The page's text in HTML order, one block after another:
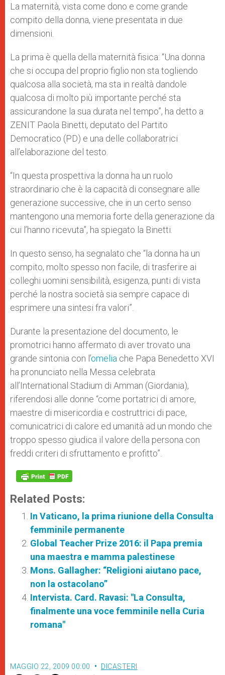
La maternità, vista come dono e come grande
compito della donna, viene presentata in due
dimensioni.
La prima è quella della maternità fisica: “Una donna
che si occupa del proprio figlio non sta togliendo
qualcosa alla società, ma sta in realtà dandole
qualcosa di molto più importante perché sta
assicurandone la sua durata nel tempo”, ha detto a
ZENIT Paola Binetti, deputato del Partito
Democratico (PD) e una delle collaboratrici
all’elaborazione del testo.
“In questa prospettiva la donna ha un ruolo
straordinario che è la capacità di consegnare alle
generazione successive, che in un certo senso
mantengono una memoria forte della generazione da
cui l’hanno ricevuta”, ha spiegato la Binetti.
In questo senso, ha segnalato che “la donna ha un
compito, molto spesso non facile, di trasferire ai
colleghi uomini sensibilità, esigenza, punti di vista
perché la nostra società sia sempre capace di
esprimere una sintesi fra valori”.
Durante la presentazione del documento, le
promotrici hanno affermato di aver trovato una
grande sintonia con l’omelia che Papa Benedetto XVI
ha pronunciato nella Messa celebrata
all’International Stadium di Amman (Giordania),
riferendosi alle donne “come portatrici di amore,
maestre di misericordia e costruttrici di pace,
comunicatrici di calore ed umanità ad un mondo che
troppo spesso giudica il valore della persona con
freddi criteri di sfruttamento e profitto”.
Related Posts:
In Vaticano, la prima riunione della Consulta
femminile permanente
Global Teacher Prize 2016: il Papa premia
una maestra e mamma palestinese
Mons. Gallagher: “Religioni aiutano pace,
non la ostacolano”
Intervista. Card. Ravasi: "La Consulta,
finalmente una voce femminile nella Curia
romana"
MAGGIO 22, 2009 00:00 DICASTERI